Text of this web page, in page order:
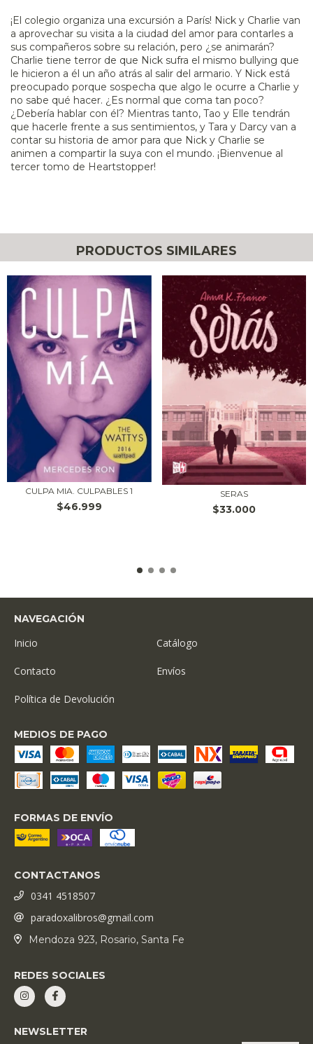
¡El colegio organiza una excursión a París! Nick y Charlie van
a aprovechar su visita a la ciudad del amor para contarles a
sus compañeros sobre su relación, pero ¿se animarán?
Charlie tiene terror de que Nick sufra el mismo bullying que
le hicieron a él un año atrás al salir del armario. Y Nick está
preocupado porque sospecha que algo le ocurre a Charlie y
no sabe qué hacer. ¿Es normal que coma tan poco?
¿Debería hablar con él? Mientras tanto, Tao y Elle tendrán
que hacerle frente a sus sentimientos, y Tara y Darcy van a
contar su historia de amor para que Nick y Charlie se
animen a compartir la suya con el mundo. ¡Bienvenue al
tercer tomo de Heartstopper!
PRODUCTOS SIMILARES
CULPA MIA. CULPABLES 1
$46.999
SERAS
$33.000
NAVEGACIÓN
Inicio Catálogo
Contacto Envíos
Política de Devolución
MEDIOS DE PAGO
FORMAS DE ENVÍO
CONTACTANOS
0341 4518507
paradoxalibros@gmail.com
Mendoza 923, Rosario, Santa Fe
REDES SOCIALES
NEWSLETTER